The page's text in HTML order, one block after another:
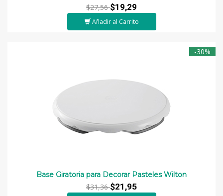
$27,56$19,29
Añadir al Carrito
-30%
Base Giratoria para Decorar Pasteles Wilton
$31,36$21,95